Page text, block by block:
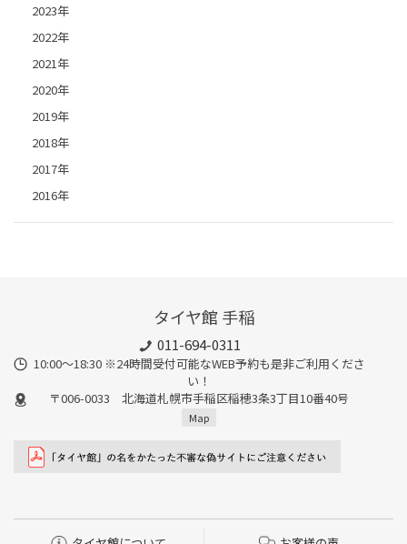
2023年
2022年
2021年
2020年
2019年
2018年
2017年
2016年
タイヤ館 手稲
011-694-0311
10:00～18:30 ※24時間受付可能なWEB予約も是非ご利用くださ
い！
〒006-0033 北海道札幌市手稲区稲穂3条3丁目10番40号
Map